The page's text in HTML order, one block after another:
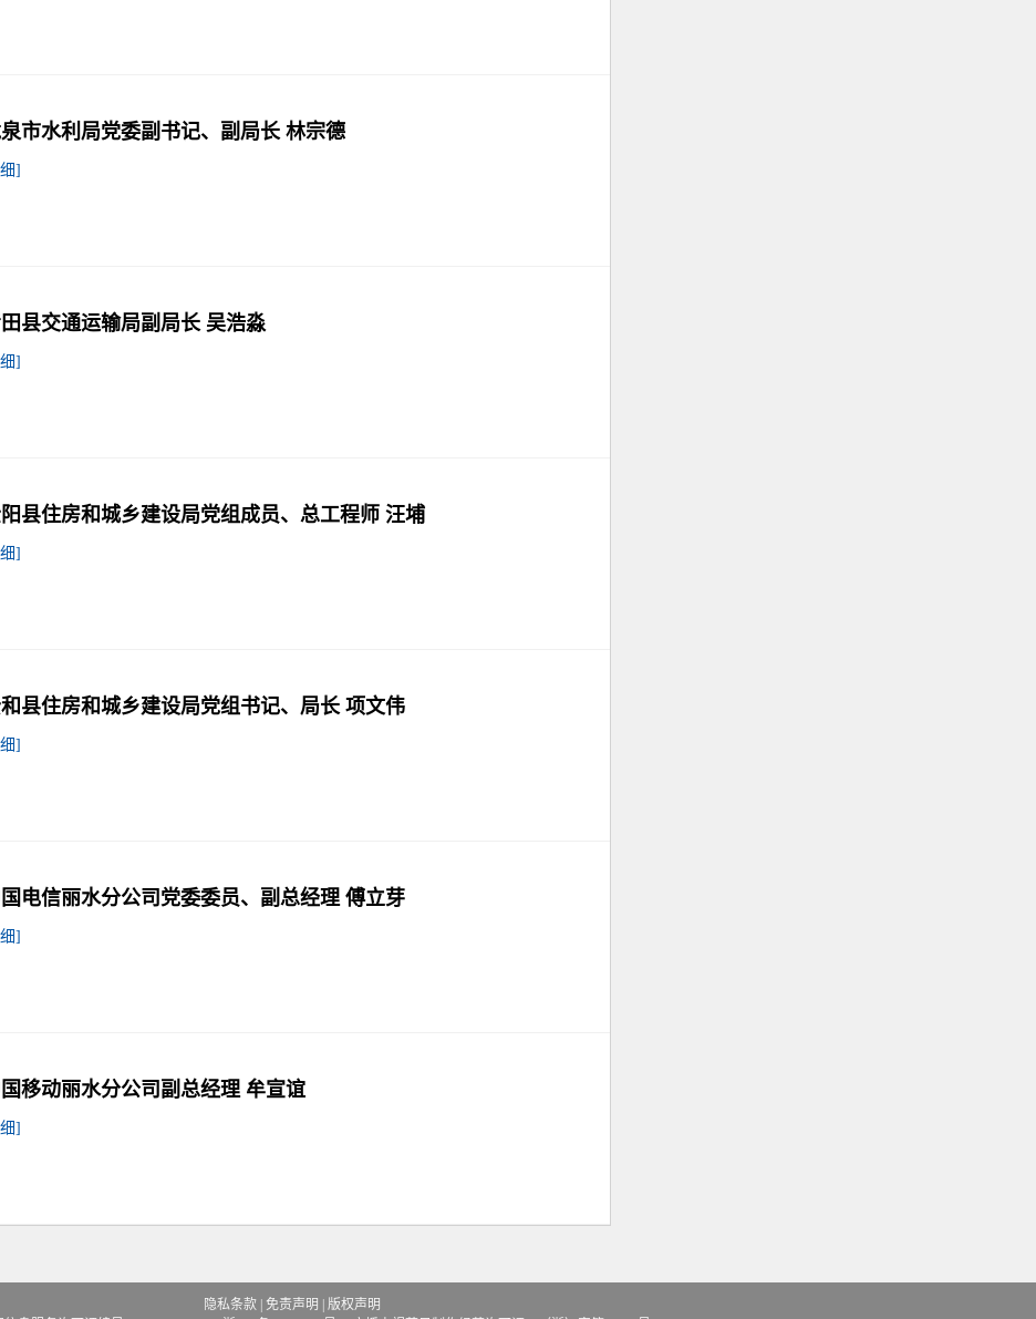
市水利局党委副书记、副局长 林宗德
]
县交通运输局副局长 吴浩淼
]
县住房和城乡建设局党组成员、总工程师 汪埔
]
县住房和城乡建设局党组书记、局长 项文伟
]
电信丽水分公司党委委员、副总经理 傅立芽
]
移动丽水分公司副总经理 牟宣谊
]
隐私条款 免责声明
版权声明